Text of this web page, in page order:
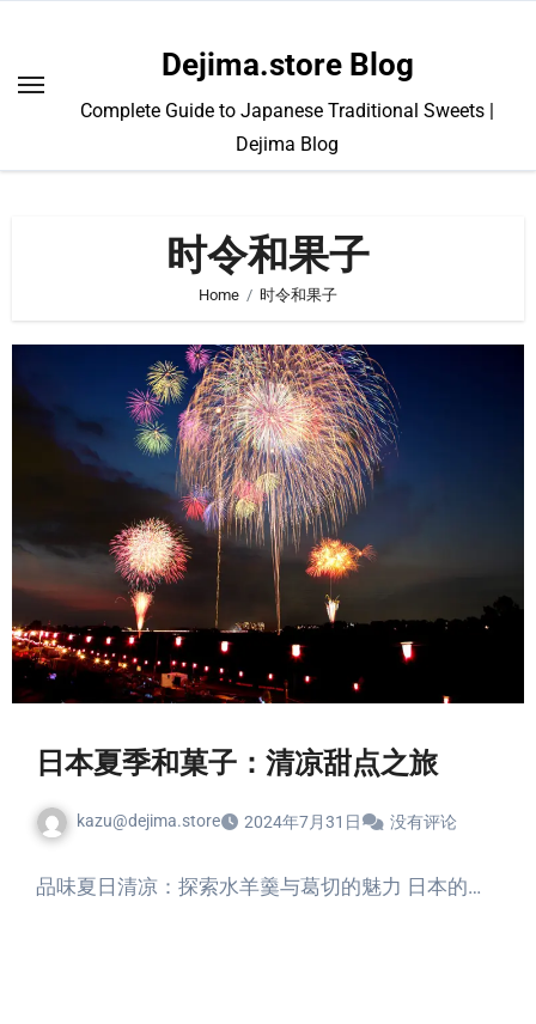
content
Dejima.store Blog
Complete Guide to Japanese Traditional Sweets |
Dejima Blog
时令和果子
Home 时令和果子
日本夏季和菓子：清凉甜点之旅
kazu@dejima.store 2024年7月31日 没有评论
品味夏日清凉：探索水羊羹与葛切的魅力 日本的…